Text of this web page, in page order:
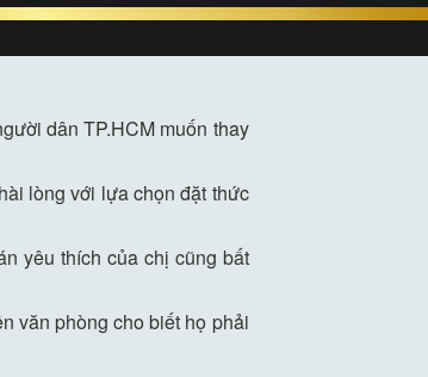
dân TP.HCM muốn thay
lòng với lựa chọn đặt thức
yêu thích của chị cũng bất
văn phòng cho biết họ phải